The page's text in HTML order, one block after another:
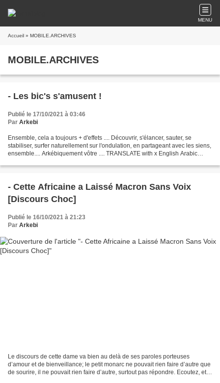
MENU
Accueil » MOBILE.ARCHIVES
MOBILE.ARCHIVES
- Les bic's s'amusent !
Publié le 17/10/2021 à 03:46
Par Arkebi
Ensemble, cela a toujours + d'effets .... Découvrir, s'élancer, sauter, se
stabiliser, surfer naturellement sur l'ondulation, en partageant avec les siens,
ensemble.... Arkébiquement vôtre .... TRANSLATE with x English Arabic
- Cette Africaine a Laissé Macron Sans Voix
[Discours Choc]
Publié le 16/10/2021 à 21:23
Par Arkebi
Le discours de cette dame va bien au delà de ses paroles porteuses
d’amour et de bienveillance; le petit monarc ne pouvait rien faire d’autre que
de sourire, il ne pouvait rien faire d’autre, surtout pas répondre. Ecoutez, et